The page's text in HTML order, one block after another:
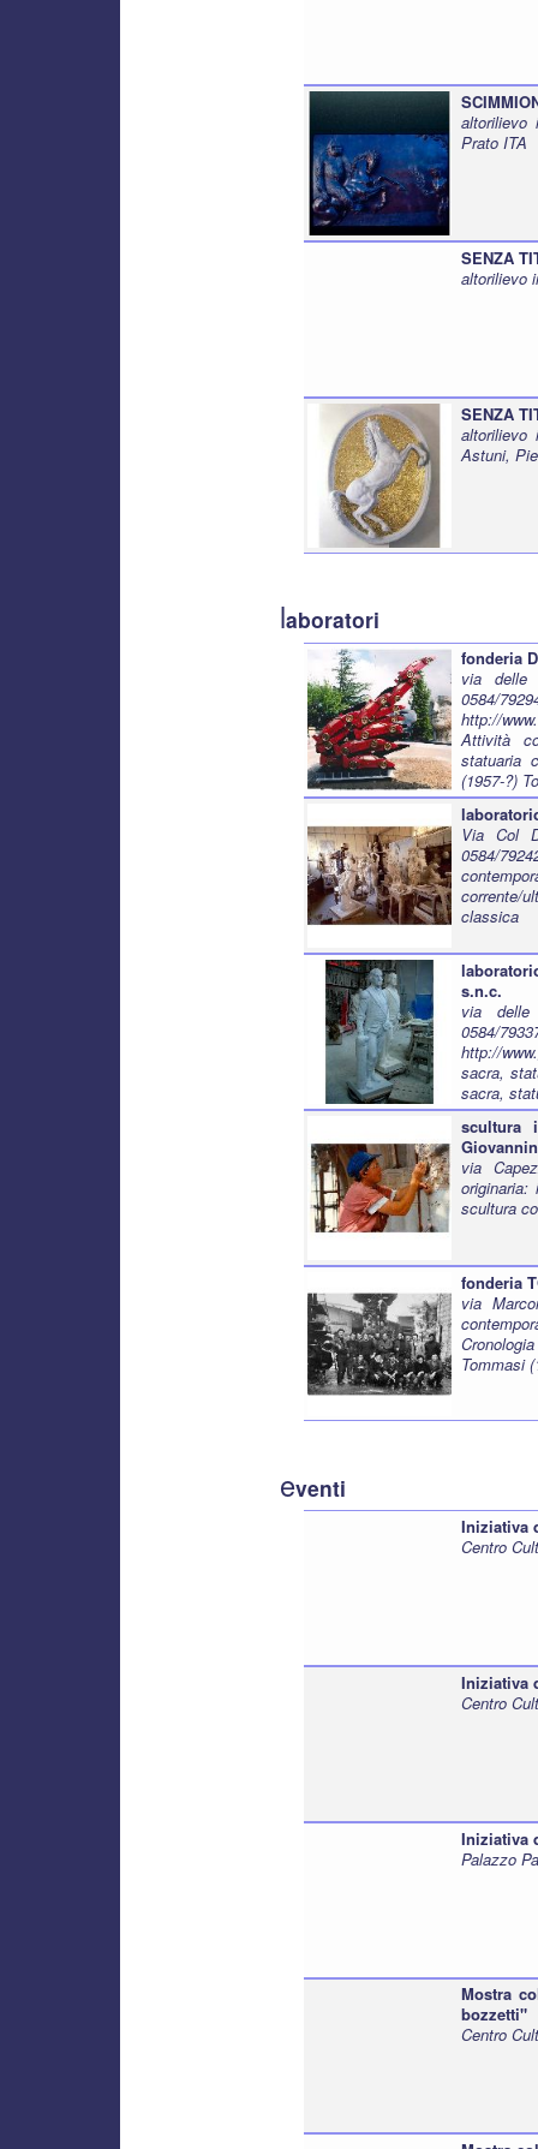
altorilievo
Prato ITA
SENZA
altorilievo
SENZA
altorilievo
Astuni,
laboratori
fonderia
via delle
0584/
http://
Attività
statuaria
(1957-?)
Via Col
0584/
corrente/
classica
s.n.c.
via delle
0584/
http://
sacra,
sacra,
scultura
via
originaria:
scultura
fonderia
via
Tommasi
eventi
Iniziativa
Centro
Iniziativa
Centro
Iniziativa
Palazzo
Mostra
bozzetti"
Centro